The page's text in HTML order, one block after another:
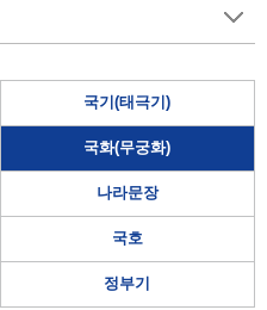
국기(태극기)
국화(무궁화)
나라문장
국호
정부기